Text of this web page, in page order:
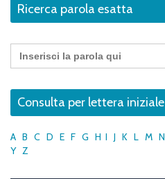
Ricerca parola esatta
Search
for:
Consulta per lettera iniziale
A B C D E F G H I J K L M N
Y Z